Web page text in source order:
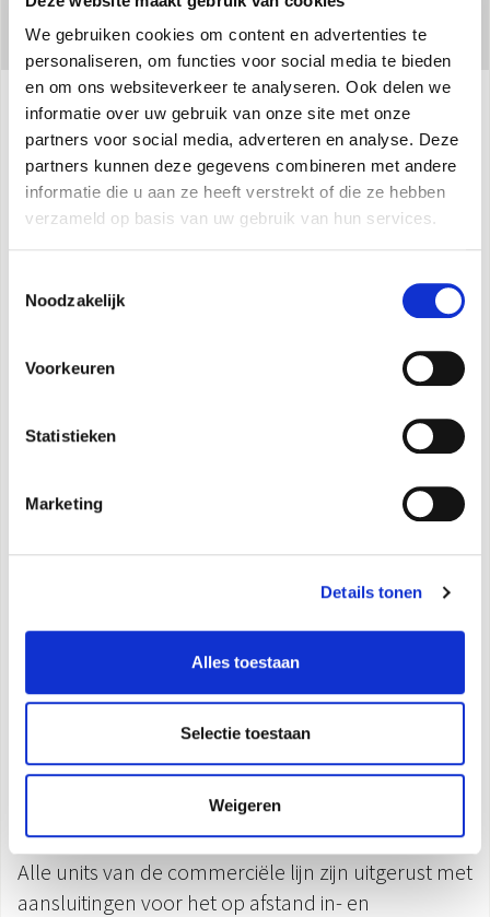
We gebruiken cookies om content en advertenties te
personaliseren, om functies voor social media te bieden
en om ons websiteverkeer te analyseren. Ook delen we
informatie over uw gebruik van onze site met onze
partners voor social media, adverteren en analyse. Deze
partners kunnen deze gegevens combineren met andere
informatie die u aan ze heeft verstrekt of die ze hebben
verzameld op basis van uw gebruik van hun services.
Noodzakelijk
Voorkeuren
Statistieken
Marketing
Details tonen
Alles toestaan
Selectie toestaan
Weigeren
Specificaties
Energie-efficiënte invertertechnologie met
Verkrijgbaar in de versies dual, trial, quadri en
penta, om tot vijf kamers te klimatiseren met
Het systeem is modulair: systemen kunnen
gemonteerde binnenunits door de juiste grootte te
systeem.
Toevoer van verse lucht
De binnenunits van de commerciële lijn zijn
uitgerust met specifieke luchtinlaatopeningen voor
Condensaat opvoerpomp
Binnenunits zijn uitgerust met een pomp voor het
oppompen van condenswater.
Aan/uit op afstand
Alle units van de commerciële lijn zijn uitgerust met
aansluitingen voor het op afstand in- en